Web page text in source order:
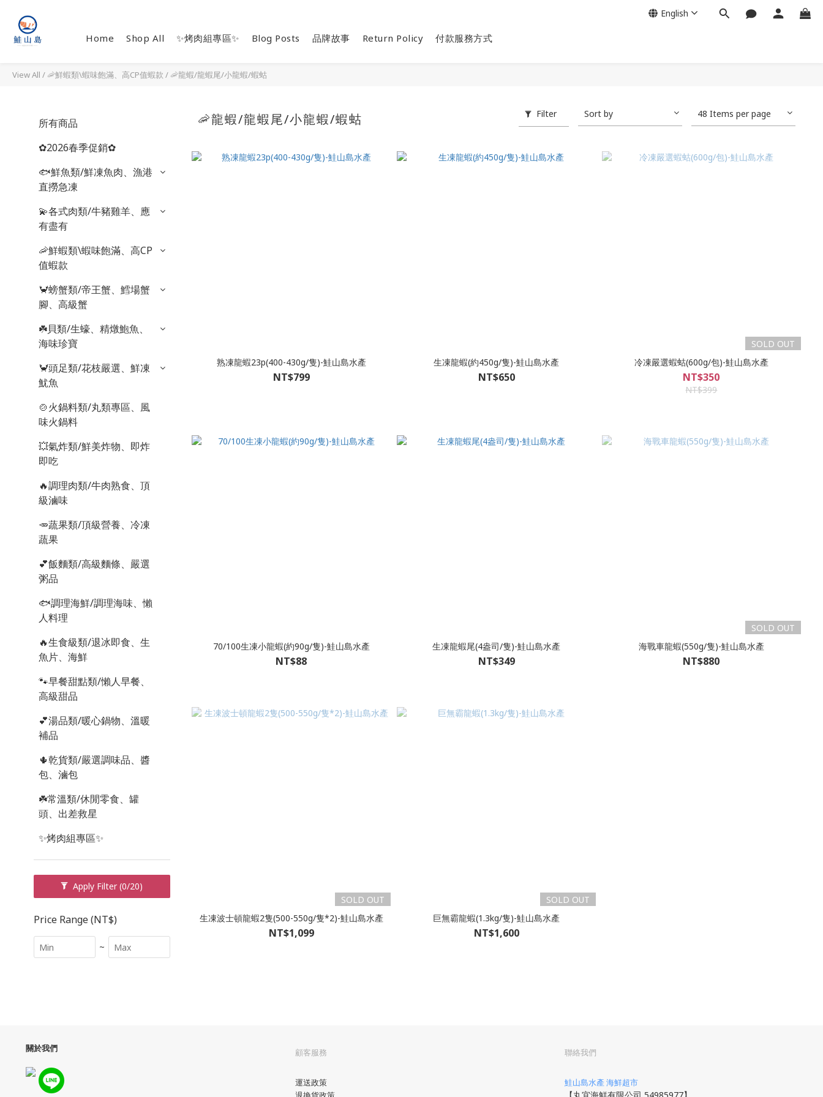
Home Shop All ✨烤肉組專區✨ Blog Posts 品牌故事 Return Policy 付款服務方式
English
View All / 🦐鮮蝦類\蝦味飽滿、高CP值蝦款 / 🦐龍蝦/龍蝦尾/小龍蝦/蝦蛄
所有商品
✿2026春季促銷✿
🐟鮮魚類/鮮凍魚肉、漁港
直撈急凍
💫各式肉類/牛豬雞羊、應
有盡有
🦐鮮蝦類\蝦味飽滿、高CP
值蝦款
🦀螃蟹類/帝王蟹、鱈場蟹
腳、高級蟹
☘️貝類/生蠔、精燉鮑魚、
海味珍寶
🦀頭足類/花枝嚴選、鮮凍
魷魚
🍲火鍋料類/丸類專區、風
味火鍋料
💥氣炸類/鮮美炸物、即炸
即吃
🔥調理肉類/牛肉熟食、頂
級滷味
🥕蔬果類/頂級營養、冷凍
蔬果
💕飯麵類/高級麵條、嚴選
粥品
🐟調理海鮮/調理海味、懶
人料理
🔥生食級類/退冰即食、生
魚片、海鮮
🐾早餐甜點類/懶人早餐、
高級甜品
💕湯品類/暖心鍋物、溫暖
補品
🌵乾貨類/嚴選調味品、醬
包、滷包
☘️常溫類/休閒零食、罐
頭、出差救星
✨烤肉組專區✨
Apply Filter(0/20)
Price Range (NT$)
~
🦐龍蝦/龍蝦尾/小龍蝦/蝦蛄 Filter Sort by 48 Items per page
熟凍龍蝦23p(400-430g/隻)-鮭山島水產
NT$799
生凍龍蝦(約450g/隻)-鮭山島水產
NT$650
SOLD OUT
冷凍嚴選蝦蛄(600g/包)-鮭山島水產
NT$350
NT$399
70/100生凍小龍蝦(約90g/隻)-鮭山島水產
NT$88
生凍龍蝦尾(4盎司/隻)-鮭山島水產
NT$349
SOLD OUT
海戰車龍蝦(550g/隻)-鮭山島水產
NT$880
SOLD OUT
生凍波士頓龍蝦2隻(500-550g/隻*2)-鮭山島水產
NT$1,099
SOLD OUT
巨無霸龍蝦(1.3kg/隻)-鮭山島水產
NT$1,600
關於我們 顧客服務
運送政策
聯絡我們
鮭山島水產 海鮮超市